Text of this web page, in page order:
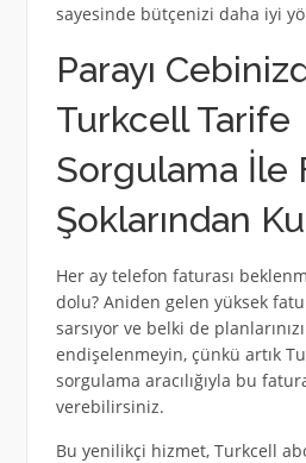
sayesinde bütçenizi daha iyi
Parayı
Turkcell Tarife
Sorgulama İle
Şoklarından
Her ay telefon faturası
dolu? Aniden gelen yüksek
sarsıyor ve belki de
endişelenmeyin, çünkü artık
sorgulama aracılığıyla bu
verebilirsiniz.
Bu yenilikçi hizmet, Turkcell